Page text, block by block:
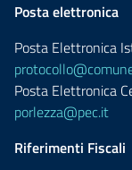
Posta elettronica
Posta Elettronica
Posta Elettronica
porlezza@pec.it
Riferimenti Fiscali